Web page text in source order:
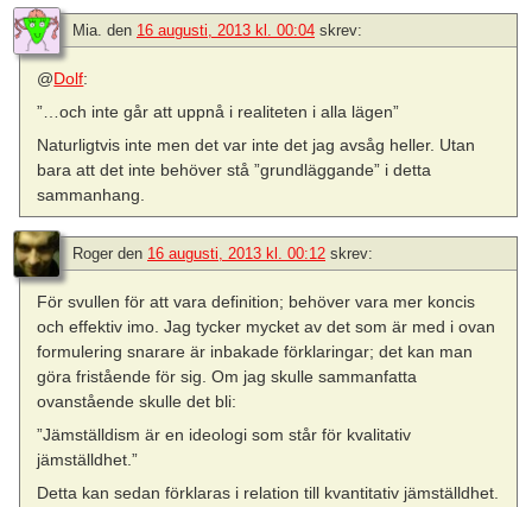
Mia. den 16 augusti, 2013 kl. 00:04 skrev:
@Dolf:
”…och inte går att uppnå i realiteten i alla lägen”
Naturligtvis inte men det var inte det jag avsåg heller. Utan
bara att det inte behöver stå ”grundläggande” i detta
sammanhang.
Roger den 16 augusti, 2013 kl. 00:12 skrev:
För svullen för att vara definition; behöver vara mer koncis
och effektiv imo. Jag tycker mycket av det som är med i ovan
formulering snarare är inbakade förklaringar; det kan man
göra fristående för sig. Om jag skulle sammanfatta
ovanstående skulle det bli:
”Jämställdism är en ideologi som står för kvalitativ
jämställdhet.”
Detta kan sedan förklaras i relation till kvantitativ jämställdhet.